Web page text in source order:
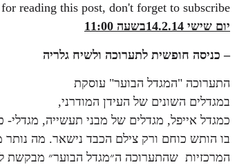
reading this post, don't forget to subscribe!
יום שישי 14.2.14בשעה 11:00
– כניסה חופשית לתערוכה ולשיח גלריה
התערוכה "המגדל הבוער" עוסקת
במגדלים השונים של העידן המודרני,
כמגדל אייפל, מגדלים של מבני תעשייה,
בו הותש כוחם ורק צילם הכבד נישאר. מה
המרכזיות שהתערוכה ה״מגדל הבוער״ מבקשת